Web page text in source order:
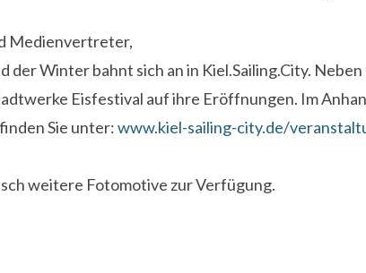
Medienvertreter,
der Winter bahnt sich an in Kiel.Sailing.City.
Eisfestival auf ihre Eröffnungen. Im
Sie unter:www.kiel-sailing-city.de/
weitere Fotomotive zur Verfügung.